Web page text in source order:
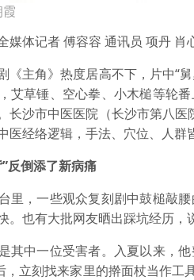
体记者 傅容容 通讯员 项丹 肖
主角》热度居高不下，片中“舅
艾草锤、空心拳、小木槌等轮
长沙市中医医院（长沙市第八
医经络逻辑，手法、穴位、人群
反倒添了新病痛
，一些观众复刻剧中鼓槌敲腰
。也有大批网友晒出踩坑经历，
中一位受害者。入夏以来，他
，立刻找来家里的擀面杖当作